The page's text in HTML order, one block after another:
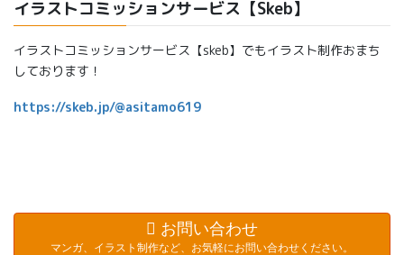
イラストコミッションサービス【Skeb】
イラストコミッションサービス【skeb】でもイラスト制作おまち
しております！
https://skeb.jp/@asitamo619
お問い合わせ
マンガ、イラスト制作など、お気軽にお問い合わせください。